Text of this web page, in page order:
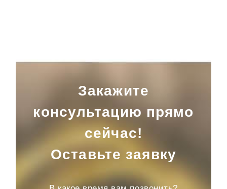
Закажите
консультацию прямо
сейчас!
Оставьте заявку